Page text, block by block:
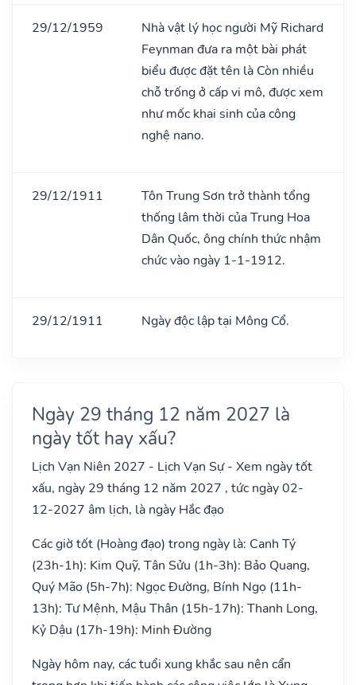
29/12/1959
Nhà vật lý học người Mỹ Richard
Feynman đưa ra một bài phát
biểu được đặt tên là Còn nhiều
chỗ trống ở cấp vi mô, được xem
như mốc khai sinh của công
nghệ nano.
29/12/1911
Tôn Trung Sơn trở thành tổng
thống lâm thời của Trung Hoa
Dân Quốc, ông chính thức nhậm
chức vào ngày 1-1-1912.
29/12/1911 Ngày độc lập tại Mông Cổ.
Ngày 29 tháng 12 năm 2027 là
ngày tốt hay xấu?
Lịch Vạn Niên 2027 - Lịch Vạn Sự - Xem ngày tốt
xấu, ngày 29 tháng 12 năm 2027 , tức ngày 02-
12-2027 âm lịch, là ngày Hắc đạo
Các giờ tốt (Hoàng đạo) trong ngày là: Canh Tý
(23h-1h): Kim Quỹ, Tân Sửu (1h-3h): Bảo Quang,
Quý Mão (5h-7h): Ngọc Đường, Bính Ngọ (11h-
13h): Tư Mệnh, Mậu Thân (15h-17h): Thanh Long,
Kỷ Dậu (17h-19h): Minh Đường
Ngày hôm nay, các tuổi xung khắc sau nên cẩn